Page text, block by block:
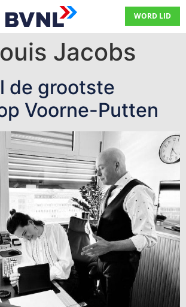
WORD LID
Jacobs
de grootste
Voorne-Putten